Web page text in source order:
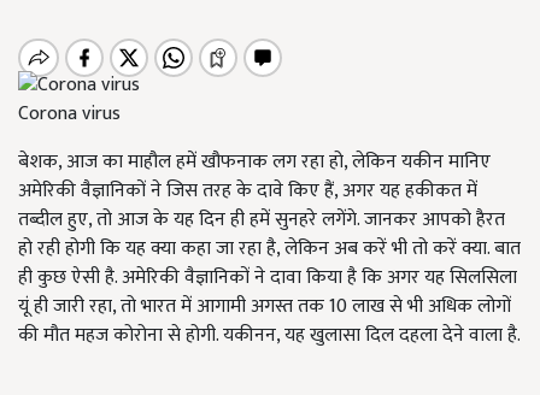
Corona virus
बेशक, आज का माहौल हमें खौफनाक लग रहा हो, लेकिन यकीन मानिए
अमेरिकी वैज्ञानिकों ने जिस तरह के दावे किए हैं, अगर यह हकीकत में
तब्दील हुए, तो आज के यह दिन ही हमें सुनहरे लगेंगे. जानकर आपको हैरत
हो रही होगी कि यह क्या कहा जा रहा है, लेकिन अब करें भी तो करें क्या. बात
ही कुछ ऐसी है. अमेरिकी वैज्ञानिकों ने दावा किया है कि अगर यह सिलसिला
यूं ही जारी रहा, तो भारत में आगामी अगस्त तक 10 लाख से भी अधिक लोगों
की मौत महज कोरोना से होगी. यकीनन, यह खुलासा दिल दहला देने वाला है.